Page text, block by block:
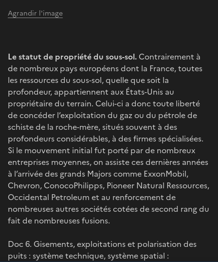
Agrandir l'image
Le statut de propriété du sous-sol. Contrairement à
de nombreux pays européens dont la France, toutes
les ressources du sous-sol, quelle que soit la
profondeur, appartiennent aux États-Unis au
propriétaire du terrain. Celui-ci a donc toute liberté
de concéder l’exploitation du gaz ou du pétrole de
schiste de la roche-mère, situés souvent à des
profondeurs considérables, à des firmes spécialisées.
Si le mouvement initial fut porté par de nombreux
entreprises moyennes, on assiste ces dernières années
à l’arrivée des grands Majors comme ExxonMobil,
Chevron, ConocoPhilipps, Pioneer Natural Ressources,
Occidental Petroleum et au renforcement de
nombreuses autres sociétés cotées de second rang du
fait de nombreuses fusions.
Doc 6. Gisements, exploitations et polarisation des
puits : système technique, système spatial :